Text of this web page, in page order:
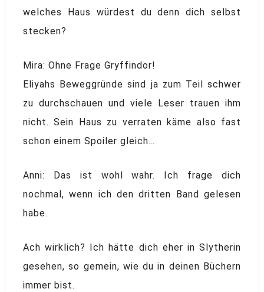
welches Haus würdest du denn dich selbst
stecken?
Mira: Ohne Frage Gryffindor!
Eliyahs Beweggründe sind ja zum Teil schwer
zu durchschauen und viele Leser trauen ihm
nicht. Sein Haus zu verraten käme also fast
schon einem Spoiler gleich…
Anni: Das ist wohl wahr. Ich frage dich
nochmal, wenn ich den dritten Band gelesen
habe.
Ach wirklich? Ich hätte dich eher in Slytherin
gesehen, so gemein, wie du in deinen Büchern
immer bist.